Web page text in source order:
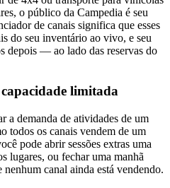
o público da Campedia é seu
de canais significa que esses
do seu inventário ao vivo, e seu
depois — ao lado das reservas do
capacidade limitada
a demanda de atividades de um
todos os canais vendem de um
pode abrir sessões extras uma
lugares, ou fechar uma manhã
canal ainda está vendendo.